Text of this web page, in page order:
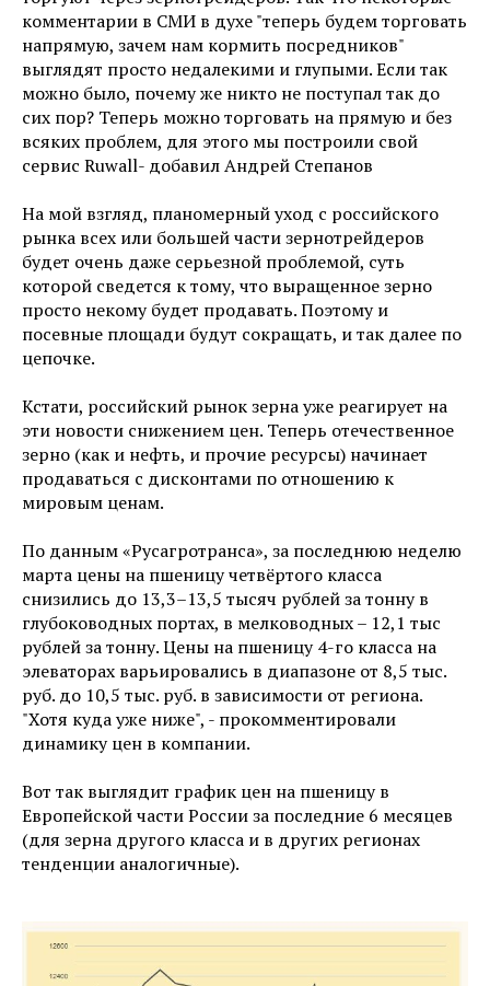
комментарии в СМИ в духе "теперь будем торговать
напрямую, зачем нам кормить посредников"
выглядят просто недалекими и глупыми. Если так
можно было, почему же никто не поступал так до
сих пор? Теперь можно торговать на прямую и без
всяких проблем, для этого мы построили свой
сервис Ruwall- добавил Андрей Степанов
На мой взгляд, планомерный уход с российского
рынка всех или большей части зернотрейдеров
будет очень даже серьезной проблемой, суть
которой сведется к тому, что выращенное зерно
просто некому будет продавать. Поэтому и
посевные площади будут сокращать, и так далее по
цепочке.
Кстати, российский рынок зерна уже реагирует на
эти новости снижением цен. Теперь отечественное
зерно (как и нефть, и прочие ресурсы) начинает
продаваться с дисконтами по отношению к
мировым ценам.
По данным «Русагротранса», за последнюю неделю
марта цены на пшеницу четвёртого класса
снизились до 13,3–13,5 тысяч рублей за тонну в
глубоководных портах, в мелководных – 12,1 тыс
рублей за тонну. Цены на пшеницу 4-го класса на
элеваторах варьировались в диапазоне от 8,5 тыс.
руб. до 10,5 тыс. руб. в зависимости от региона.
"Хотя куда уже ниже", - прокомментировали
динамику цен в компании.
Вот так выглядит график цен на пшеницу в
Европейской части России за последние 6 месяцев
(для зерна другого класса и в других регионах
тенденции аналогичные).